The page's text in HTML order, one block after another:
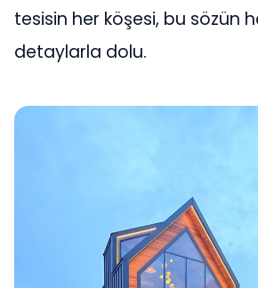
tesisin her köşesi, bu sözün
detaylarla dolu.